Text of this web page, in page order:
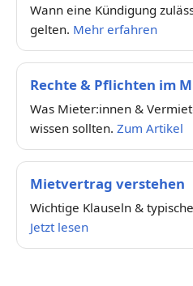
Wann eine Kündigung
gelten. Mehr erfahren
Rechte & Pflichten im
Was Mieter:innen &
wissen sollten. Zum Artikel
Mietvertrag verstehen
Wichtige Klauseln &
Jetzt lesen